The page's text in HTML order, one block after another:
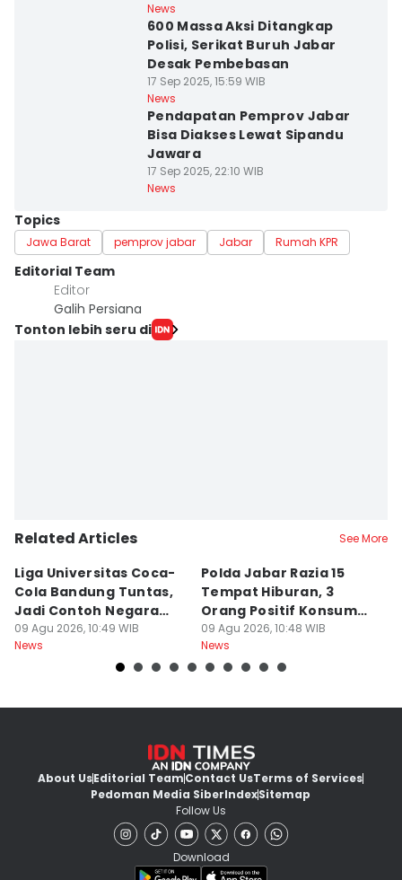
News
600 Massa Aksi Ditangkap
Polisi, Serikat Buruh Jabar
Desak Pembebasan
17 Sep 2025, 15:59 WIB
News
Pendapatan Pemprov Jabar
Bisa Diakses Lewat Sipandu
Jawara
17 Sep 2025, 22:10 WIB
News
Topics
Jawa Barat pemprov jabar Jabar Rumah KPR
Editorial Team
Editor
Galih Persiana
Tonton lebih seru di
Related Articles See More
Liga Universitas Coca-
Cola Bandung Tuntas,
Jadi Contoh Negara
Lain
09 Agu 2026, 10:49 WIB
News
Polda Jabar Razia 15
Tempat Hiburan, 3
Orang Positif Konsumsi
Narkoba
09 Agu 2026, 10:48 WIB
News
About UsEditorial TeamContact UsTerms of Services
Pedoman Media SiberIndexSitemap
Follow Us
Download